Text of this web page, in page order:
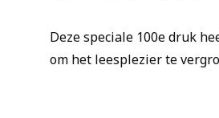
Deze speciale 100e druk
om het leesplezier te